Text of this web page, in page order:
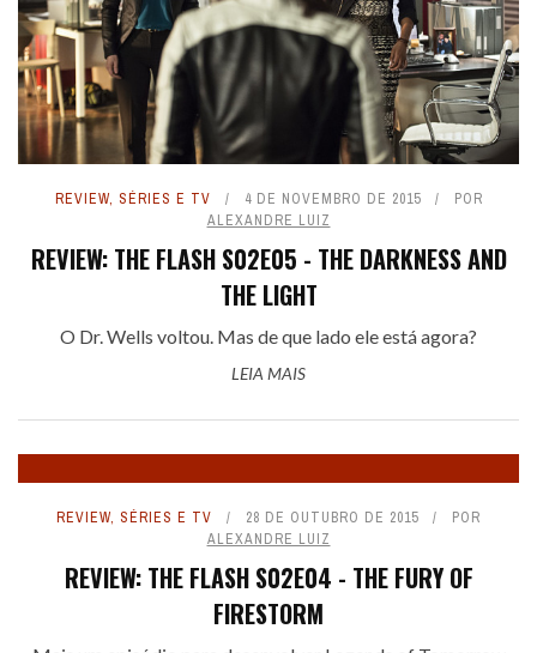
REVIEW, SÉRIES E TV 4 DE NOVEMBRO DE 2015
POR
ALEXANDRE LUIZ
REVIEW: THE FLASH S02E05 - THE DARKNESS AND
THE LIGHT
O Dr. Wells voltou. Mas de que lado ele está agora?
LEIA MAIS
REVIEW, SÉRIES E TV 28 DE OUTUBRO DE 2015
POR
ALEXANDRE LUIZ
REVIEW: THE FLASH S02E04 - THE FURY OF
FIRESTORM